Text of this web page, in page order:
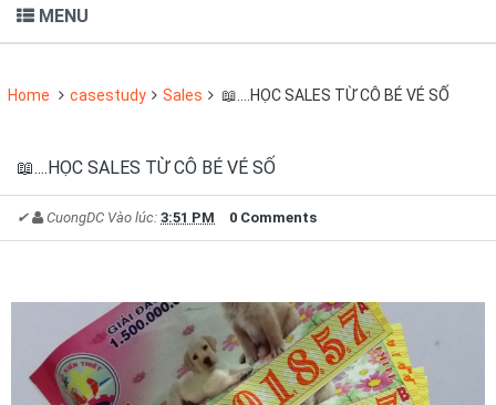
MENU
Home casestudy Sales 📖....HỌC SALES TỪ CÔ BÉ VÉ SỐ
📖....HỌC SALES TỪ CÔ BÉ VÉ SỐ
✔ CuongDC Vào lúc: 3:51 PM 0 Comments